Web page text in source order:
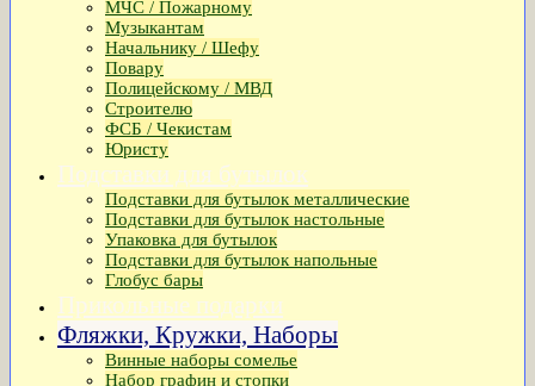
МЧС / Пожарному
Музыкантам
Начальнику / Шефу
Повару
Полицейскому / МВД
Строителю
ФСБ / Чекистам
Юристу
Подставки для бутылок
Подставки для бутылок металлические
Подставки для бутылок настольные
Упаковка для бутылок
Подставки для бутылок напольные
Глобус бары
Прикольные подарки
Фляжки, Кружки, Наборы
Винные наборы сомелье
Набор графин и стопки